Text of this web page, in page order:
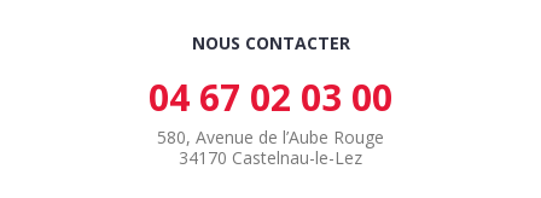
NOUS CONTACTER
04 67 02 03 00
580, Avenue de l’Aube Rouge
34170 Castelnau-le-Lez